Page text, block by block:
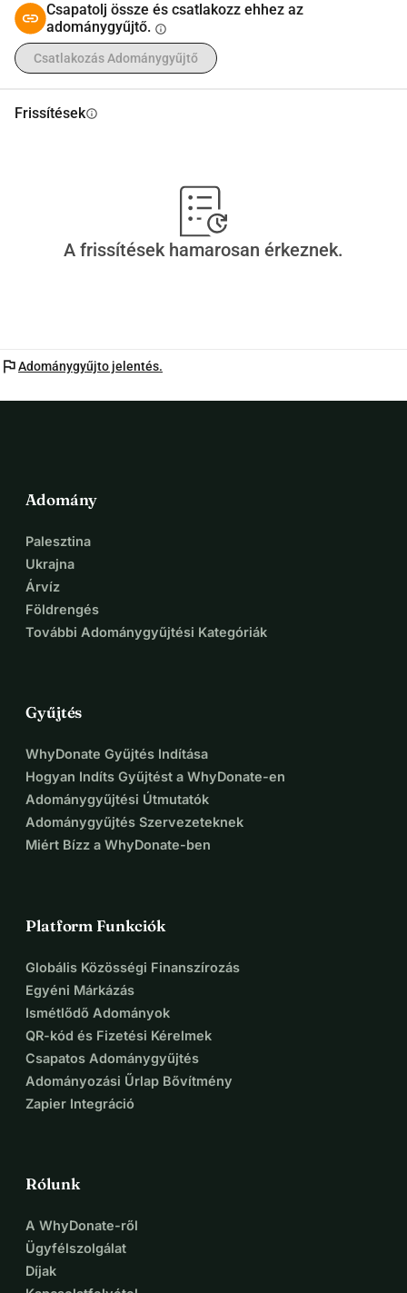
Csapatolj össze és csatlakozz ehhez az
adománygyűjtő. info
Csatlakozás Adománygyűjtő
Frissítésekinfo
A frissítések hamarosan érkeznek.
flagAdománygyűjto jelentés.
Adomány
Palesztina
Ukrajna
Árvíz
Földrengés
További Adománygyűjtési Kategóriák
Gyűjtés
WhyDonate Gyűjtés Indítása
Hogyan Indíts Gyűjtést a WhyDonate-en
Adománygyűjtési Útmutatók
Adománygyűjtés Szervezeteknek
Miért Bízz a WhyDonate-ben
Platform Funkciók
Globális Közösségi Finanszírozás
Egyéni Márkázás
Ismétlődő Adományok
QR-kód és Fizetési Kérelmek
Csapatos Adománygyűjtés
Adományozási Űrlap Bővítmény
Zapier Integráció
Rólunk
A WhyDonate-ről
Ügyfélszolgálat
Díjak